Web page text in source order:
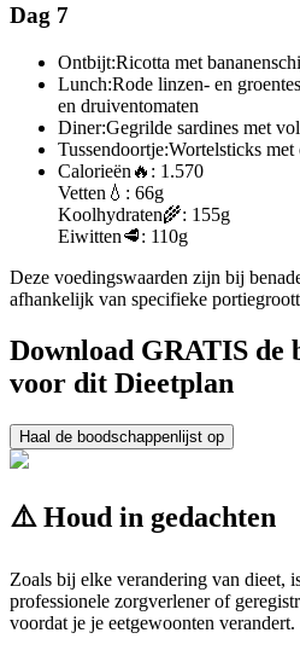
Dag 7
Ontbijt:Ricotta met
Lunch:Rode linzen- en
en druiventomaten
Diner:Gegrilde sardines met
Tussendoortje:Wortelsticks
Calorieën 🔥: 1.570
Vetten 💧: 66g
Koolhydraten🌾: 155g
Eiwitten🥩: 110g
Deze voedingswaarden zijn bij
afhankelijk van specifieke
Download GRATIS de
voor dit Dieetplan
Haal de boodschappenlijst op
⚠️ Houd in gedachten
Zoals bij elke verandering van dieet,
professionele zorgverlener of
voordat je je eetgewoonten verandert.